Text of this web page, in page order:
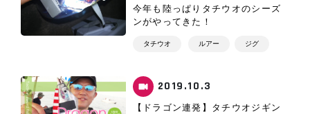
今年も陸っぱりタチウオのシーズ
ンがやってきた！
タチウオ ルアー ジグ
2019.10.3
【ドラゴン連発】タチウオジギン